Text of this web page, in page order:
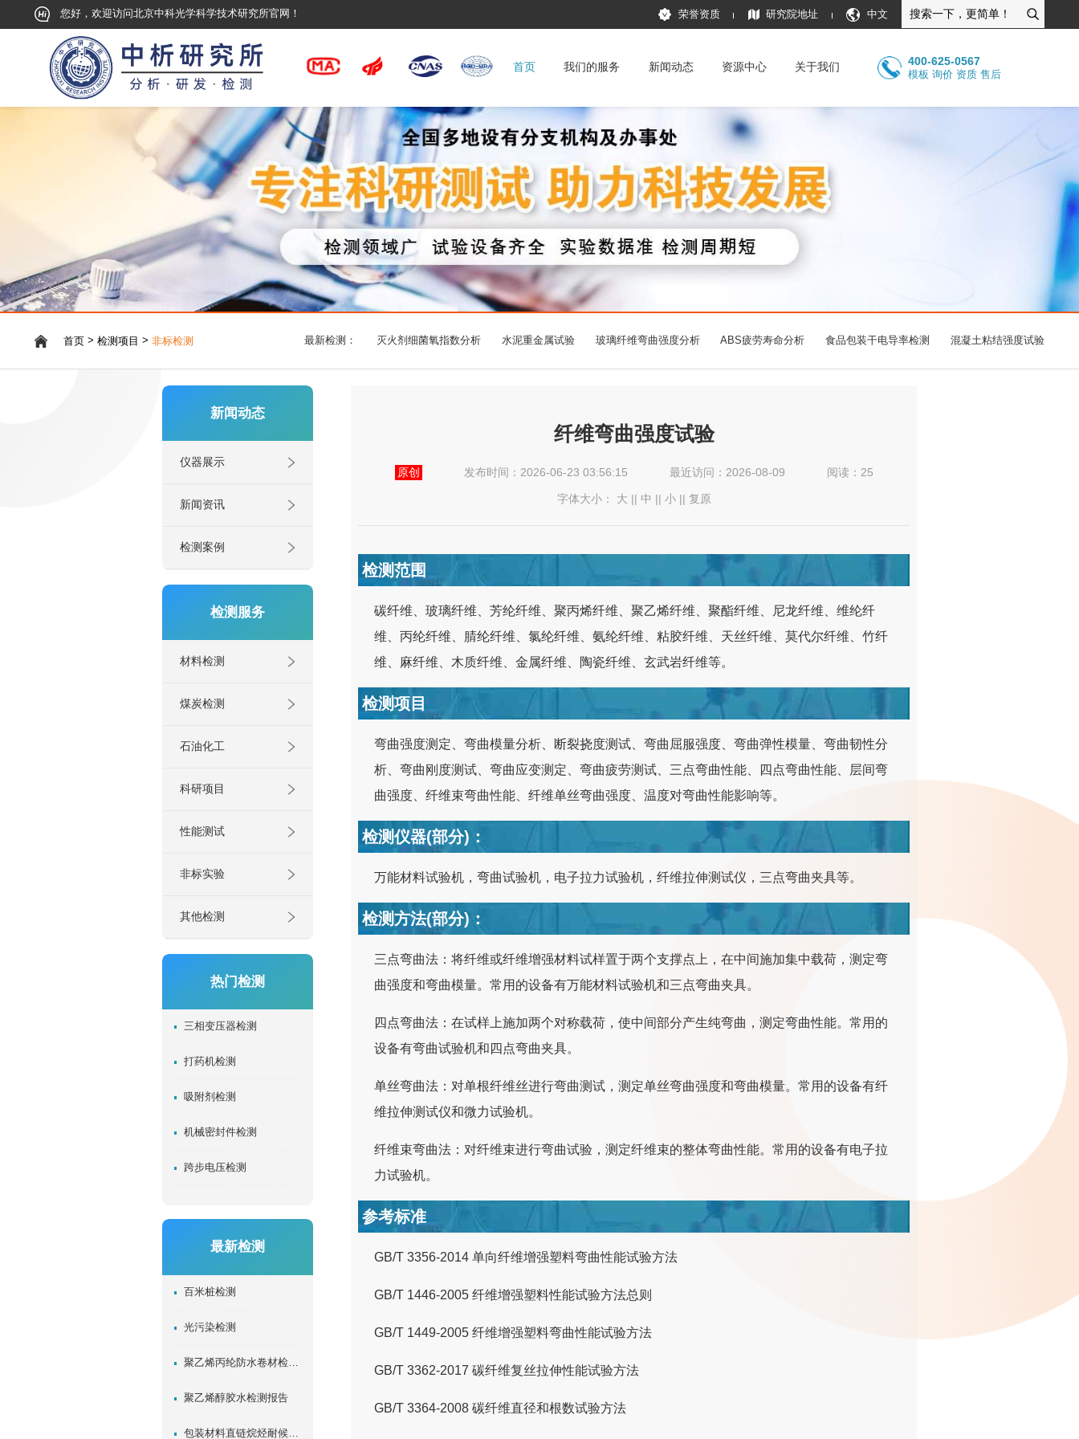
您好，欢迎访问北京中科光学科学技术研究所官网！ 荣誉资质 研究院地址 中文
首页 我们的服务 新闻动态 资源中心 关于我们 400-625-0567
模板 询价 资质 售后
首页 >检测项目 >非标检测 最新检测： 灭火剂细菌氧指数分析 水泥重金属试验 玻璃纤维弯曲强度分析 ABS疲劳寿命分析 食品包装干电导率检测 混凝土粘结强度试验
纤维弯曲强度试验
原创 发布时间：2026-06-23 03:56:15 最近访问： 2026-08-09 阅读：25
字体大小： 大 中 小|| 复原
检测范围
碳纤维、玻璃纤维、芳纶纤维、聚丙烯纤维、聚乙烯纤维、聚酯纤维、尼龙纤维、维纶纤
维、丙纶纤维、腈纶纤维、氯纶纤维、氨纶纤维、粘胶纤维、天丝纤维、莫代尔纤维、竹纤
维、麻纤维、木质纤维、金属纤维、陶瓷纤维、玄武岩纤维等。
检测项目
弯曲强度测定、弯曲模量分析、断裂挠度测试、弯曲屈服强度、弯曲弹性模量、弯曲韧性分
析、弯曲刚度测试、弯曲应变测定、弯曲疲劳测试、三点弯曲性能、四点弯曲性能、层间弯
曲强度、纤维束弯曲性能、纤维单丝弯曲强度、温度对弯曲性能影响等。
检测仪器(部分)：
万能材料试验机，弯曲试验机，电子拉力试验机，纤维拉伸测试仪，三点弯曲夹具等。
检测方法(部分)：
三点弯曲法：将纤维或纤维增强材料试样置于两个支撑点上，在中间施加集中载荷，测定弯
曲强度和弯曲模量。常用的设备有万能材料试验机和三点弯曲夹具。
四点弯曲法：在试样上施加两个对称载荷，使中间部分产生纯弯曲，测定弯曲性能。常用的
设备有弯曲试验机和四点弯曲夹具。
单丝弯曲法：对单根纤维丝进行弯曲测试，测定单丝弯曲强度和弯曲模量。常用的设备有纤
维拉伸测试仪和微力试验机。
纤维束弯曲法：对纤维束进行弯曲试验，测定纤维束的整体弯曲性能。常用的设备有电子拉
力试验机。
参考标准
GB/T 3356-2014 单向纤维增强塑料弯曲性能试验方法
GB/T 1446-2005 纤维增强塑料性能试验方法总则
GB/T 1449-2005 纤维增强塑料弯曲性能试验方法
GB/T 3362-2017 碳纤维复丝拉伸性能试验方法
GB/T 3364-2008 碳纤维直径和根数试验方法
新闻动态
仪器展示
新闻资讯
检测案例
检测服务
材料检测
煤炭检测
石油化工
科研项目
性能测试
非标实验
其他检测
热门检测
三相变压器检测
打药机检测
吸附剂检测
机械密封件检测
跨步电压检测
最新检测
百米桩检测
光污染检测
聚乙烯丙纶防水卷材检测报告
聚乙烯醇胶水检测报告
包装材料直链烷烃耐候检测